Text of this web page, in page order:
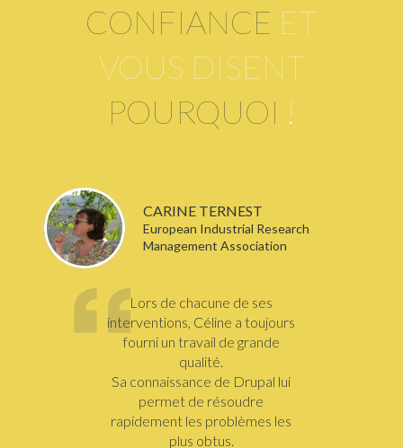
CONFIANCE ET
VOUS DISENT
POURQUOI !
CARINE TERNEST
European Industrial Research
Management Association
Lors de chacune de ses
interventions, Céline a toujours
fourni un travail de grande
qualité.
Sa connaissance de Drupal lui
permet de résoudre
rapidement les problèmes les
plus obtus.